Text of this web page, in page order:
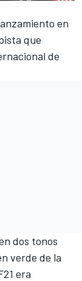
en
que
de
dos tonos
verde de la
era